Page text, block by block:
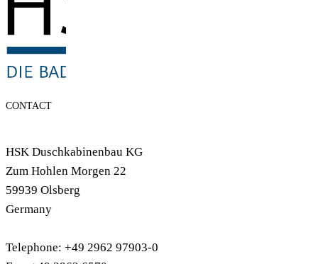
CONTACT
HSK Duschkabinenbau KG
Zum Hohlen Morgen 22
59939 Olsberg
Germany
Telephone: +49 2962 97903-0